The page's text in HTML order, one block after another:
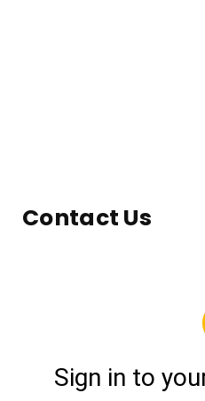
Contact Us